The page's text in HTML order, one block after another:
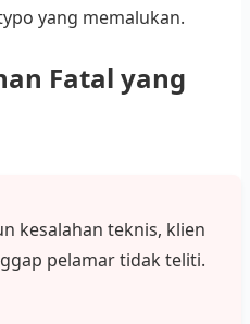
yang memalukan.
Fatal yang
kesalahan teknis, klien
pelamar tidak teliti.